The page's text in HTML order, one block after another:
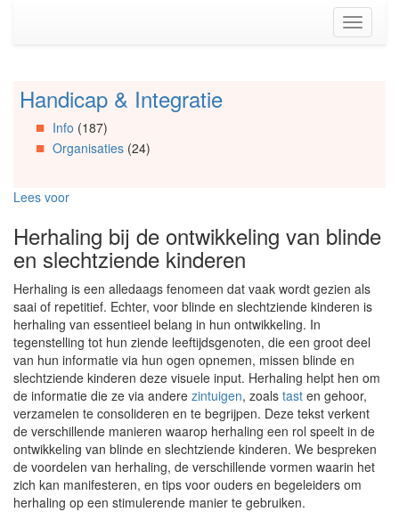
(Accesskey
Toggle
Spring
Artikels
Spring
Spring
Organisaties
Spring
Social
media
Handicap & Integratie
Info (187)
Organisaties(24)
Lees voor
Herhaling bij de ontwikkeling van blinde
en slechtziende kinderen
Herhaling is een alledaags fenomeen dat vaak wordt gezien als
saai of repetitief. Echter, voor blinde en slechtziende kinderen is
herhaling van essentieel belang in hun ontwikkeling. In
tegenstelling tot hun ziende leeftijdsgenoten, die een groot deel
van hun informatie via hun ogen opnemen, missen blinde en
slechtziende kinderen deze visuele input. Herhaling helpt hen om
de informatie die ze via andere zintuigen, zoals tast en gehoor,
verzamelen te consolideren en te begrijpen. Deze tekst verkent
de verschillende manieren waarop herhaling een rol speelt in de
ontwikkeling van blinde en slechtziende kinderen. We bespreken
de voordelen van herhaling, de verschillende vormen waarin het
zich kan manifesteren, en tips voor ouders en begeleiders om
herhaling op een stimulerende manier te gebruiken.